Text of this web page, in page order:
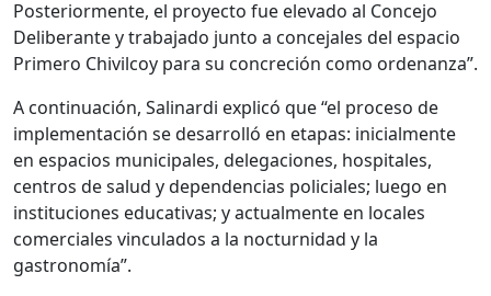
Posteriormente, el proyecto fue elevado al Concejo
Deliberante y trabajado junto a concejales del espacio
Primero Chivilcoy para su concreción como ordenanza”.
A continuación, Salinardi explicó que “el proceso de
implementación se desarrolló en etapas: inicialmente
en espacios municipales, delegaciones, hospitales,
centros de salud y dependencias policiales; luego en
instituciones educativas; y actualmente en locales
comerciales vinculados a la nocturnidad y la
gastronomía”.